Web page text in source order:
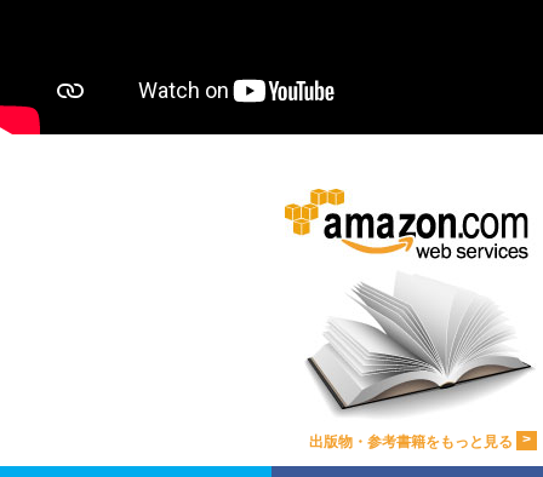
出版物・参考書籍をもっと見る >